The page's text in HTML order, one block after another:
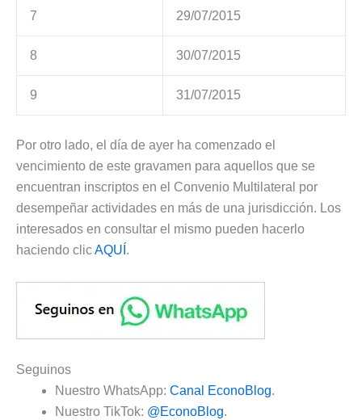
7 29/07/2015
8 30/07/2015
9 31/07/2015
Por otro lado, el día de ayer ha comenzado el
vencimiento de este gravamen para aquellos que se
encuentran inscriptos en el Convenio Multilateral por
desempeñar actividades en más de una jurisdicción. Los
interesados en consultar el mismo pueden hacerlo
haciendo clicAQUÍ .
Seguinos
Nuestro WhatsApp: Canal EconoBlog.
Nuestro TikTok: @EconoBlog.